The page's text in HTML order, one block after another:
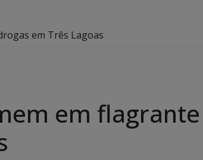
em Três Lagoas
em